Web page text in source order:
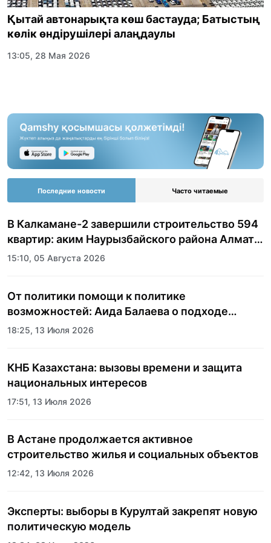
Қытай автонарықта көш бастауда; Батыстың
көлік өндірушілері алаңдаулы
13:05, 28 Мая 2026
Последние новости Часто читаемые
В Калкамане-2 завершили строительство 594
квартир: аким Наурызбайского района Алматы
показала журналистам новый жилой
15:10, 05 Августа 2026
От политики помощи к политике
возможностей: Аида Балаева о подходе
государства к социальной сфере
18:25, 13 Июля 2026
КНБ Казахстана: вызовы времени и защита
национальных интересов
17:51, 13 Июля 2026
В Астане продолжается активное
строительство жилья и социальных объектов
12:42, 13 Июля 2026
Эксперты: выборы в Курултай закрепят новую
политическую модель